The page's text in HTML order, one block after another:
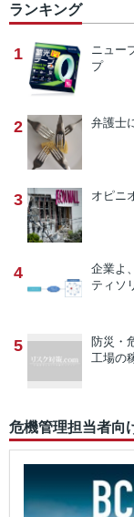
ランキング
1 ニュー
プ
2 弁護士
3 オピニ
4 企業よ
ティソ
5 防災・
工場の
危機管理担当者向